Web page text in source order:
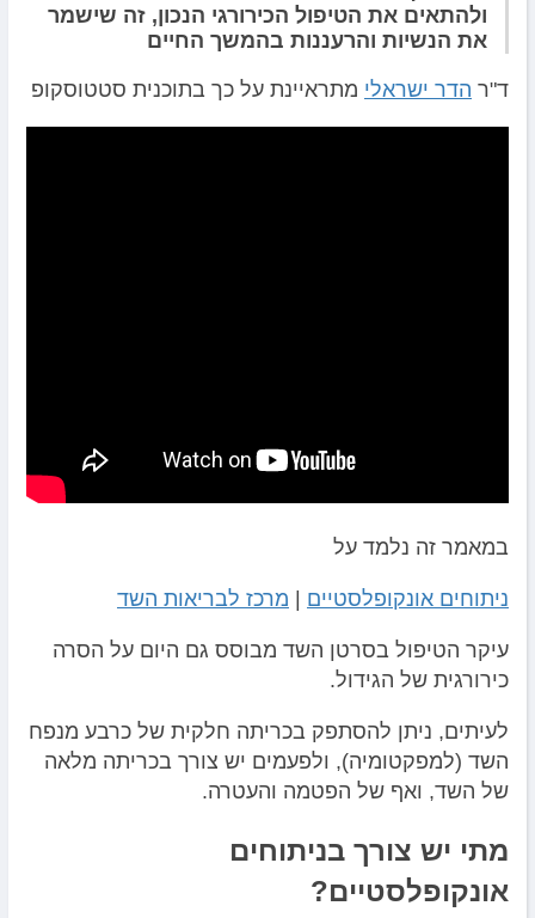
ולהתאים את הטיפול הכירורגי הנכון, זה שישמר
את הנשיות והרעננות בהמשך החיים
ד"ר הדר ישראלי מתראיינת על כך בתוכנית סטטוסקופ
במאמר זה נלמד על
ניתוחים אונקופלסטיים מרכז לבריאות השד
עיקר הטיפול בסרטן השד מבוסס גם היום על הסרה
כירורגית של הגידול.
לעיתים, ניתן להסתפק בכריתה חלקית של כרבע מנפח
השד (למפקטומיה), ולפעמים יש צורך בכריתה מלאה
של השד, ואף של הפטמה והעטרה.
מתי יש צורך בניתוחים
אונקופלסטיים?